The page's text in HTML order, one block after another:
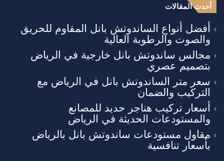
أحدث المقالات
أفضل أنواع الساندوتش بانل المقاوم للحريق
والصوت والرطوبة العالية
مجالس ساندوتش بانل خارجية في الرياض
بتصميم عصري
سعر متر الساندوتش بانل في الرياض مع
التركيب والضمان
أسعار تركيب هناجر حديد للمصانع
والمستودعات الحديثة في الرياض
مقاول مستودعات ساندوتش بانل بالرياض
بأسعار تنافسية